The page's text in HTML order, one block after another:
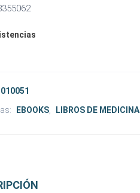
EBOOKS LIBROS DE MEDICINA